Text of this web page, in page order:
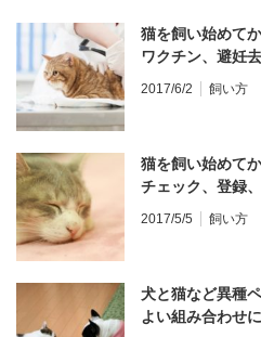
猫を飼い始めて
ワクチン、避妊
2017/6/2 飼い方
猫を飼い始めて
チェック、登録
2017/5/5 飼い方
犬と猫など異種
よい組み合わせ